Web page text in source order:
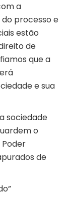
a
processo e
estão
de
que a
e sua
sociedade
o
de